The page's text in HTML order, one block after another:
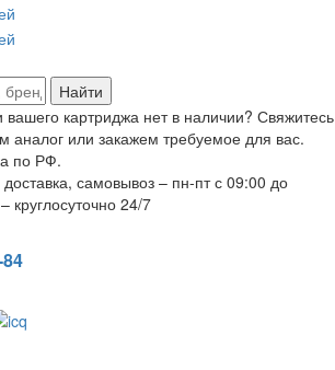
картриджа нет в наличии? Свяжитесь
или закажем требуемое для вас.
по РФ.
самовывоз – пн-пт с 09:00 до
круглосуточно 24/7